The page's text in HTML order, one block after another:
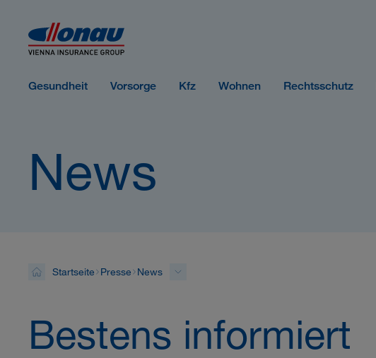
Gesundheit Vorsorge Kfz Wohnen Rechtsschutz
News
Startseite Presse News
Bestens informiert